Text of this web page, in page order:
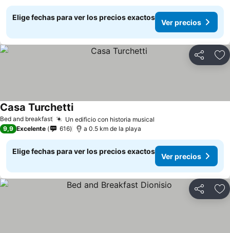
Elige fechas para ver los precios exactos
Ver precios
Compartir
Bed and breakfast Un edificio con historia musical
Casa Turchetti
9,9 Excelente 616 a 0.5 km de la playa
Elige fechas para ver los precios exactos
Ver precios
Compartir